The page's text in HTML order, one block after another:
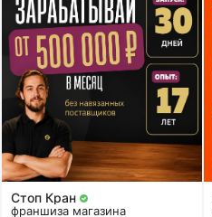
Стоп Кран
франшиза магазина